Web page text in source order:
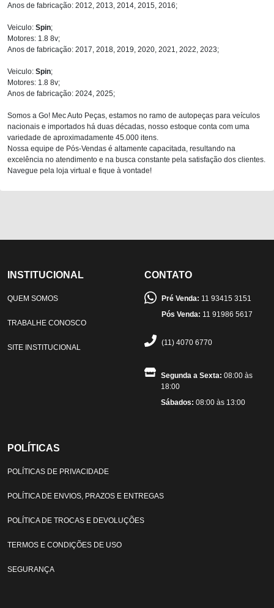
Anos de fabricação: 2012, 2013, 2014, 2015, 2016;
Veiculo: Spin;
Motores: 1.8 8v;
Anos de fabricação: 2017, 2018, 2019, 2020, 2021, 2022, 2023;
Veiculo: Spin;
Motores: 1.8 8v;
Anos de fabricação: 2024, 2025;
Somos a Go! Mec Auto Peças, estamos no ramo de autopeças para veículos
nacionais e importados há duas décadas, nosso estoque conta com uma
variedade de aproximadamente 45.000 itens.
Nossa equipe de Pós-Vendas é altamente capacitada, resultando na
excelência no atendimento e na busca constante pela satisfação dos clientes.
Navegue pela loja virtual e fique à vontade!
INSTITUCIONAL
QUEM SOMOS
TRABALHE CONOSCO
SITE INSTITUCIONAL
CONTATO
Pré Venda: 11 93415 3151
Pós Venda: 11 91986 5617
(11) 4070 6770
Segunda a Sexta: 08:00 às
18:00
Sábados: 08:00 às 13:00
POLÍTICAS
POLÍTICAS DE PRIVACIDADE
POLÍTICA DE ENVIOS, PRAZOS E ENTREGAS
POLÍTICA DE TROCAS E DEVOLUÇÕES
TERMOS E CONDIÇÕES DE USO
SEGURANÇA